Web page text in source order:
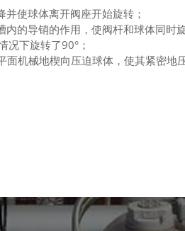
使球体离开阀座开始旋转；
的导销的作用，使阀杆和球体同时
况下旋转了90°；
面机械地楔向压迫球体，使其紧密地